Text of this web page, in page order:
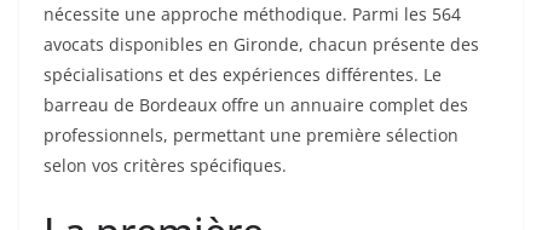
nécessite une approche méthodique. Parmi les 564
avocats disponibles en Gironde, chacun présente des
spécialisations et des expériences différentes. Le
barreau de Bordeaux offre un annuaire complet des
professionnels, permettant une première sélection
selon vos critères spécifiques.